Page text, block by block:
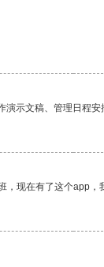
示文稿、管理日程安
现在有了这个app，